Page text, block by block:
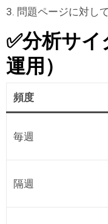
3. 問題ページに対し
✅分析サ
運用）
頻度
毎週
隔週